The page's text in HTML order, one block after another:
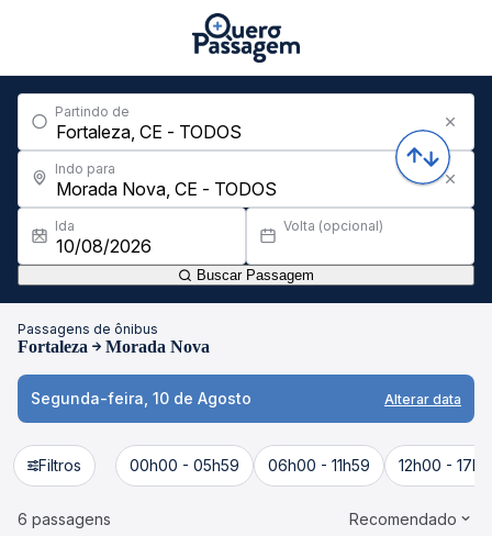
Partindo de
Indo para
Ida Volta (opcional)
Buscar Passagem
Passagens de ônibus
Fortaleza Morada Nova
Segunda-feira, 10 de Agosto Alterar data
Filtros 00h00 - 05h59 06h00 - 11h59 12h00 -
6 passagens Recomendado